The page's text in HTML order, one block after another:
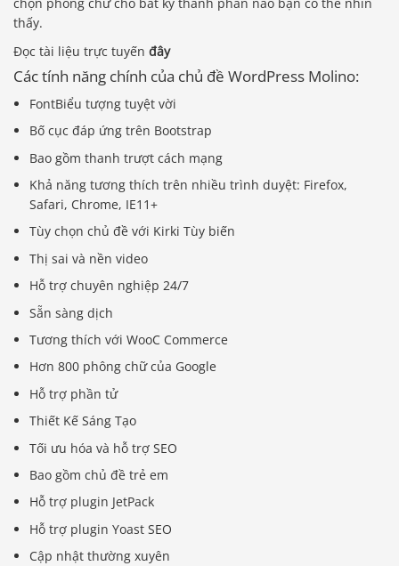
chọn phông chữ cho bất kỳ thành phần nào bạn có thể nhìn
thấy.
Đọc tài liệu trực tuyến đây
Các tính năng chính của chủ đề WordPress Molino:
FontBiểu tượng tuyệt vời
Bố cục đáp ứng trên Bootstrap
Bao gồm thanh trượt cách mạng
Khả năng tương thích trên nhiều trình duyệt: Firefox,
Safari, Chrome, IE11+
Tùy chọn chủ đề với Kirki Tùy biến
Thị sai và nền video
Hỗ trợ chuyên nghiệp 24/7
Sẵn sàng dịch
Tương thích với WooC Commerce
Hơn 800 phông chữ của Google
Hỗ trợ phần tử
Thiết Kế Sáng Tạo
Tối ưu hóa và hỗ trợ SEO
Bao gồm chủ đề trẻ em
Hỗ trợ plugin JetPack
Hỗ trợ plugin Yoast SEO
Cập nhật thường xuyên